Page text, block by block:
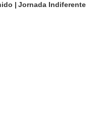
Jornada Indiferente